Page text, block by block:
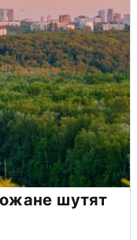
шутят